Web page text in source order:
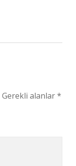
Gerekli alanlar*